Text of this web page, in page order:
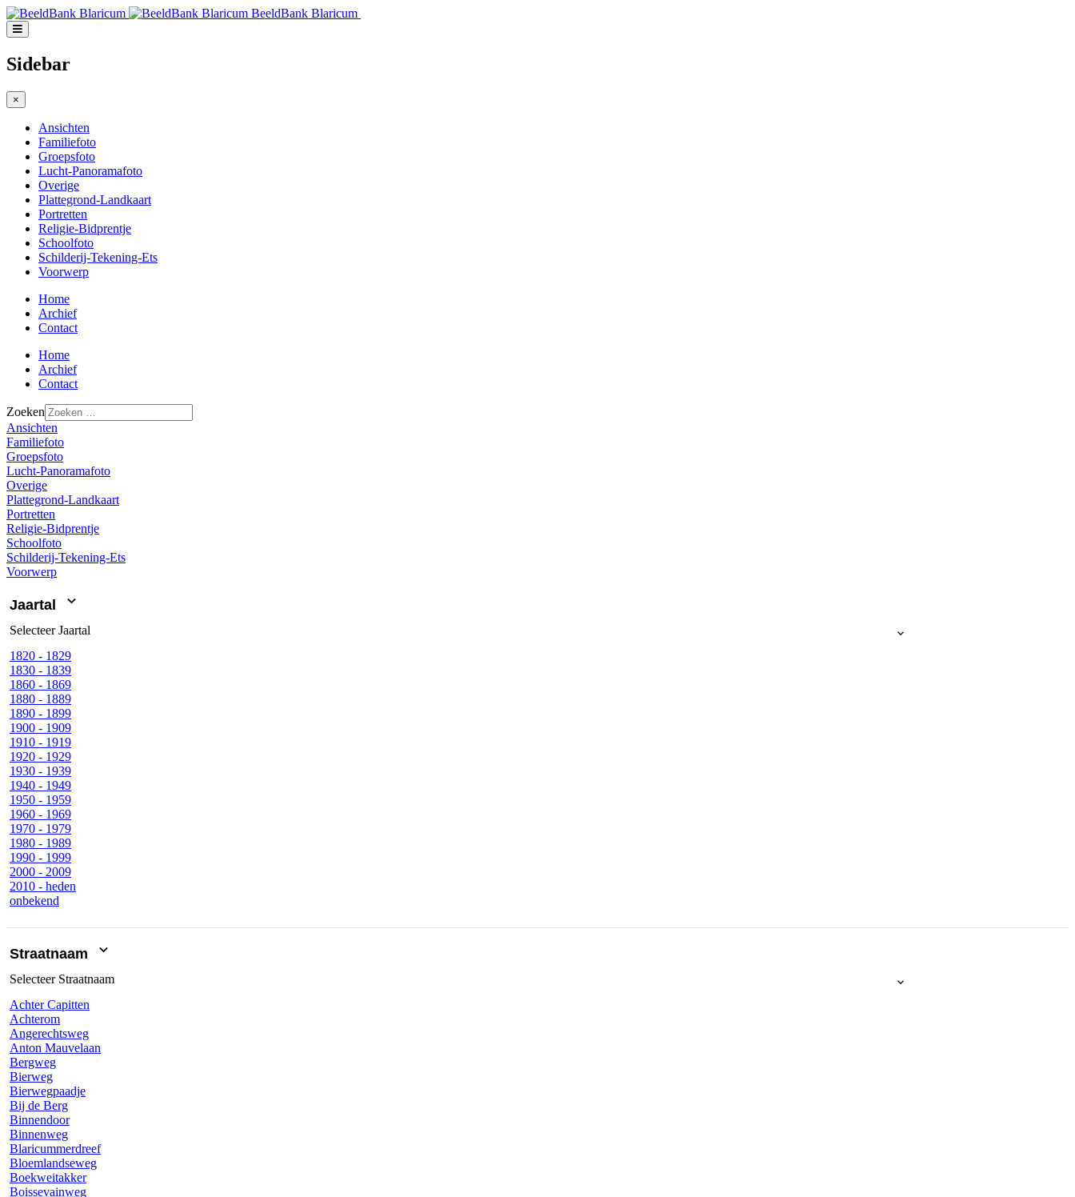
BeeldBank Blaricum
Sidebar
×
Ansichten
Familiefoto
Groepsfoto
Lucht-Panoramafoto
Overige
Plattegrond-Landkaart
Portretten
Religie-Bidprentje
Schoolfoto
Schilderij-Tekening-Ets
Voorwerp
Home
Archief
Contact
Home
Archief
Contact
Zoeken
Ansichten
Familiefoto
Groepsfoto
Lucht-Panoramafoto
Overige
Plattegrond-Landkaart
Portretten
Religie-Bidprentje
Schoolfoto
Schilderij-Tekening-Ets
Voorwerp
Jaartal
SelecteerJaartal
1820 - 1829
1830 - 1839
1860 - 1869
1880 - 1889
1890 - 1899
1900 - 1909
1910 - 1919
1920 - 1929
1930 - 1939
1940 - 1949
1950 - 1959
1960 - 1969
1970 - 1979
1980 - 1989
1990 - 1999
2000 - 2009
2010 - heden
onbekend
Straatnaam
SelecteerStraatnaam
Achter Capitten
Achterom
Angerechtsweg
Anton Mauvelaan
Bergweg
Bierweg
Bierwegpaadje
Bij de Berg
Binnendoor
Binnenweg
Blaricummerdreef
Bloemlandseweg
Boekweitakker
Boissevainweg